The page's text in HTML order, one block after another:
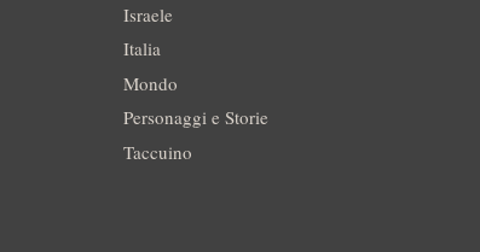
Israele
Italia
Mondo
Personaggi e Storie
Taccuino